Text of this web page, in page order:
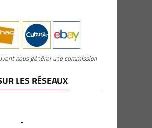
nous générer une commission
LES RÉSEAUX